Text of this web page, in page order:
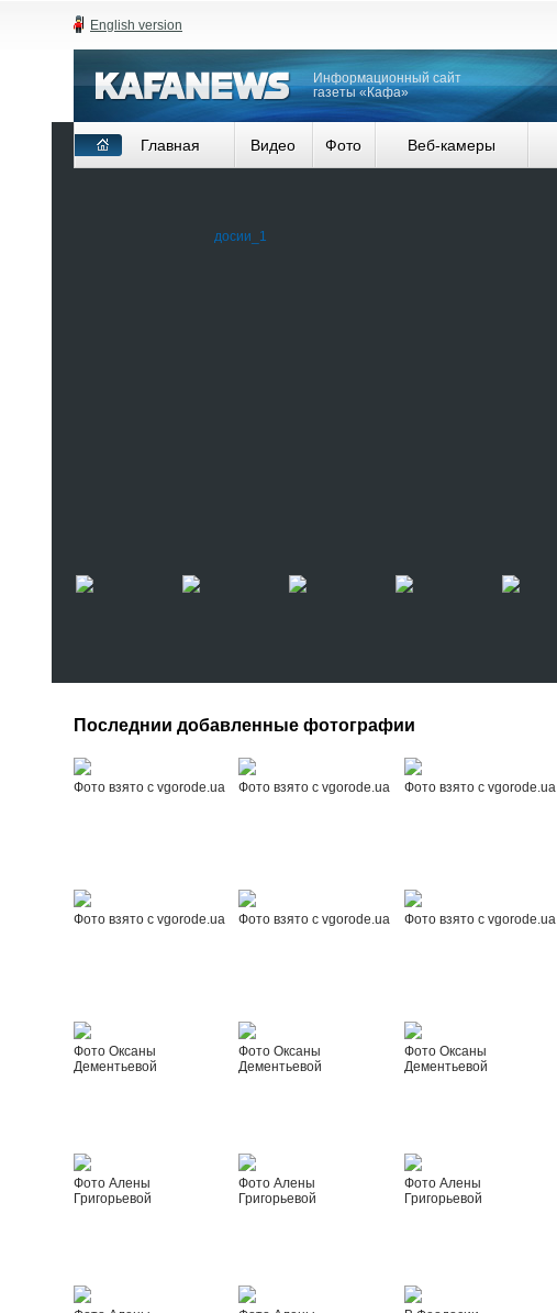
English version
Информационный сайт
газеты «Кафа»
Главная Видео Фото Веб-камеры
Последнии добавленные фотографии
Фото взято с vgorode.ua Фото взято с vgorode.ua Фото взято с vgorode.ua
Фото взято с vgorode.ua Фото взято с vgorode.ua Фото взято с vgorode.ua
Фото Оксаны
Дементьевой
Фото Оксаны
Дементьевой
Фото Оксаны
Дементьевой
Фото Алены
Григорьевой
Фото Алены
Григорьевой
Фото Алены
Григорьевой